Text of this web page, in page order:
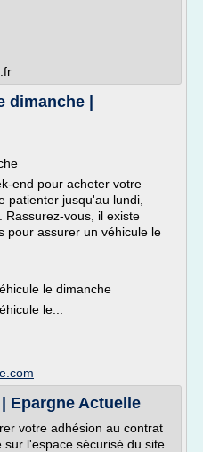
|
end pour acheter votre
patienter jusqu'au lundi,
Rassurez-vous, il existe
pour assurer un véhicule le
le dimanche
le...
Epargne Actuelle
votre adhésion au contrat
l'espace sécurisé du site